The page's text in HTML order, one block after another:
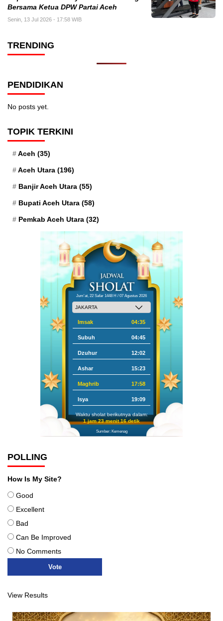
Bersama Ketua DPW Partai Aceh
Senin, 13 Jul 2026 - 17:58 WIB
TRENDING
PENDIDIKAN
No posts yet.
TOPIK TERKINI
Aceh (35)
Aceh Utara (196)
Banjir Aceh Utara (55)
Bupati Aceh Utara (58)
Pemkab Aceh Utara (32)
Jum'at, 22 Safar 1448 H / 07 Agustus 2026
Imsak 04:35
Subuh 04:45
Dzuhur 12:02
Ashar 15:23
Maghrib 17:58
Isya 19:09
Waktu sholat berikutnya dalam:
1 jam 23 menit 15 detik
Sumber: Kemenag
POLLING
How Is My Site?
Good
Excellent
Bad
Can Be Improved
No Comments
View Results